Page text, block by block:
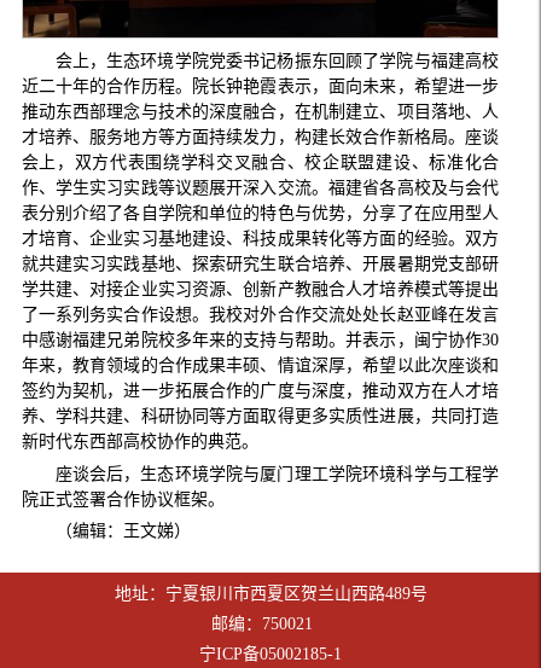
会上，生态环境学院党委书记杨振东回顾了学院与福建高校
近二十年的合作历程。院长钟艳霞表示，面向未来，希望进一步
推动东西部理念与技术的深度融合，在机制建立、项目落地、人
才培养、服务地方等方面持续发力，构建长效合作新格局。座谈
会上，双方代表围绕学科交叉融合、校企联盟建设、标准化合
作、学生实习实践等议题展开深入交流。福建省各高校及与会代
表分别介绍了各自学院和单位的特色与优势，分享了在应用型人
才培育、企业实习基地建设、科技成果转化等方面的经验。双方
就共建实习实践基地、探索研究生联合培养、开展暑期党支部研
学共建、对接企业实习资源、创新产教融合人才培养模式等提出
了一系列务实合作设想。我校对外合作交流处处长赵亚峰在发言
中感谢福建兄弟院校多年来的支持与帮助。并表示，闽宁协作30
年来，教育领域的合作成果丰硕、情谊深厚，希望以此次座谈和
签约为契机，进一步拓展合作的广度与深度，推动双方在人才培
养、学科共建、科研协同等方面取得更多实质性进展，共同打造
新时代东西部高校协作的典范。
座谈会后，生态环境学院与厦门理工学院环境科学与工程学
院正式签署合作协议框架。
（编辑：王文娣）
地址：宁夏银川市西夏区贺兰山西路489号
邮编：750021
宁ICP备05002185-1